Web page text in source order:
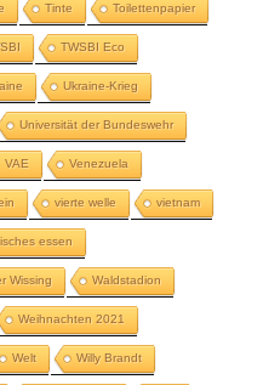
Tinte Toilettenpapier
TWSBI Eco
Ukraine-Krieg
Universität der Bundeswehr
VAE Venezuela
vierte welle vietnam
essen
Wissing Waldstadion
Weihnachten 2021
Welt Willy Brandt